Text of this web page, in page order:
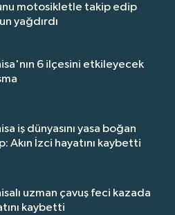
motosikletle takip edip
yağdırdı
6 ilçesini etkileyecek
iş dünyasını yasa boğan
Akın İzci hayatını kaybetti
uzman çavuş feci kazada
kaybetti